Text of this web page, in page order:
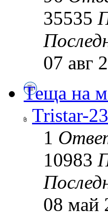
35535
07 авг
Теща на
Tristar-23
1
10983
08 май